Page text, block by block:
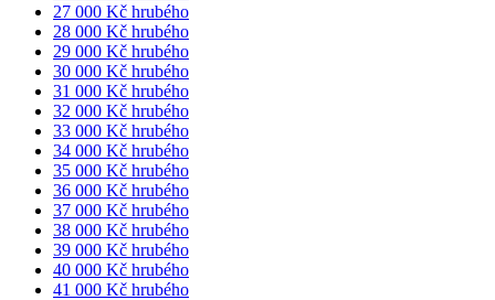
27 000 Kč hrubého
28 000 Kč hrubého
29 000 Kč hrubého
30 000 Kč hrubého
31 000 Kč hrubého
32 000 Kč hrubého
33 000 Kč hrubého
34 000 Kč hrubého
35 000 Kč hrubého
36 000 Kč hrubého
37 000 Kč hrubého
38 000 Kč hrubého
39 000 Kč hrubého
40 000 Kč hrubého
41 000 Kč hrubého